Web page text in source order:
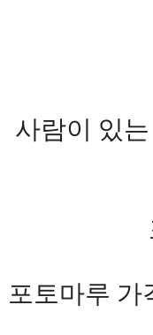
사람이 있
포토마루 가